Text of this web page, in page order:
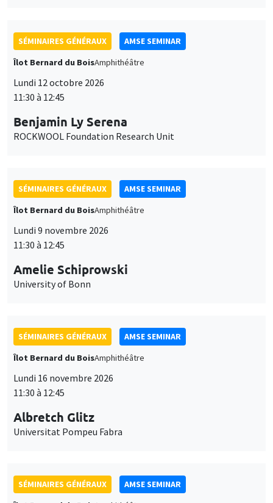
SÉMINAIRES GÉNÉRAUX
AMSE SEMINAR
Îlot Bernard du BoisAmphithéâtre
Lundi 12 octobre 2026
11:30 à 12:45
Benjamin Ly Serena
ROCKWOOL Foundation Research Unit
SÉMINAIRES GÉNÉRAUX
AMSE SEMINAR
Îlot Bernard du BoisAmphithéâtre
Lundi 9 novembre 2026
11:30 à 12:45
Amelie Schiprowski
University of Bonn
SÉMINAIRES GÉNÉRAUX
AMSE SEMINAR
Îlot Bernard du BoisAmphithéâtre
Lundi 16 novembre 2026
11:30 à 12:45
Albretch Glitz
Universitat Pompeu Fabra
SÉMINAIRES GÉNÉRAUX
AMSE SEMINAR